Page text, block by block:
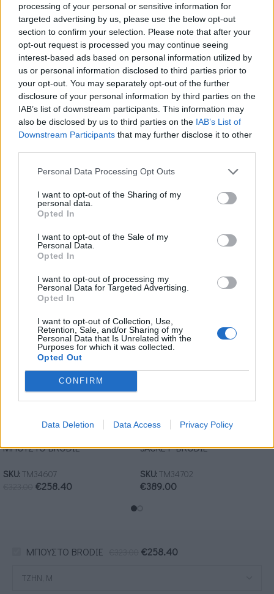
processing of your personal or sensitive information for
targeted advertising by us, please use the below opt-out
section to confirm your selection. Please note that after your
opt-out request is processed you may continue seeing
interest-based ads based on personal information utilized by
us or personal information disclosed to third parties prior to
your opt-out. You may separately opt-out of the further
disclosure of your personal information by third parties on the
IAB’s list of downstream participants. This information may
also be disclosed by us to third parties on the IAB’s List of
Downstream Participants that may further disclose it to other
Personal Data Processing Opt Outs
I want to opt-out of the Sharing of my
personal data.
Opted In
I want to opt-out of the Sale of my
Personal Data.
Opted In
I want to opt-out of processing my
Personal Data for Targeted Advertising.
Opted In
I want to opt-out of Collection, Use,
Retention, Sale, and/or Sharing of my
Personal Data that Is Unrelated with the
Purposes for which it was collected.
Opted Out
CONFIRM
Data Deletion Data Access Privacy Policy
Περιγραφή
80%COT 20%PES
Μπούστο με επικάλυψη δαντέλας και σατινέ όψη
Ενισχυμένες ραφές και μπανέλες για σταθερή εφαρμογή
Ρυθμιζόμενες τιράντες και φερμουάρ στην πλάτη
Λεπτομέρεια δαντέλας στο ντεκολτέ για θηλυκό αποτέλεσμα
Ιδανικό για συνδυασμό με παντελόνια ή φούστες για βραδινές
εμφανίσεις
Δεν βρίσκω το νούμερο ή το χρώμα που επιθυμώ.
Κωδικός προϊόντος:ΤΜ34607
Frequently bought together
ΜΠΟΥΣΤΟ BRODIE
SKU:ΤΜ34607
€258.40
JACKET BRODIE
SKU:ΤΜ34702
€389.00
ΜΠΟΥΣΤΟ BRODIE €258.40